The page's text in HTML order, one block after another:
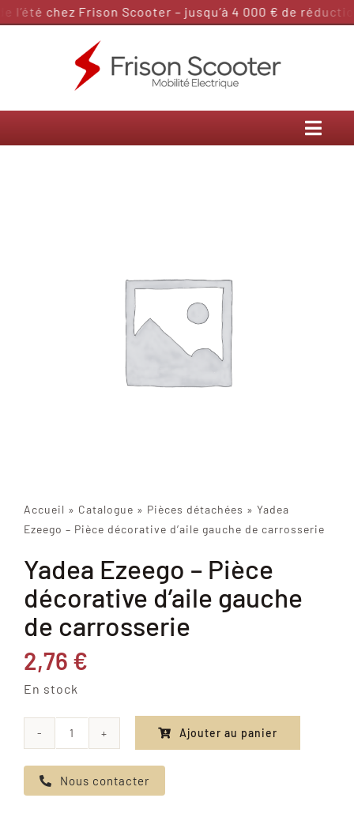
Passer
l’été chez Frison Scooter – jusqu’à 4 000 € de
Accueil » Catalogue » Pièces détachées » Yadea
Ezeego – Pièce décorative d’aile gauche de carrosserie
Yadea Ezeego – Pièce
décorative d’aile gauche
de carrosserie
2,76 €
En stock
de
Yadea
Ajouter au panier
Nous contacter